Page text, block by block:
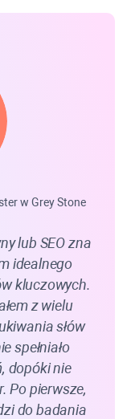
w Grey Stone
lub SEO zna
idealnego
kluczowych.
z wielu
słów
spełniało
dopóki nie
. Po pierwsze,
do badania